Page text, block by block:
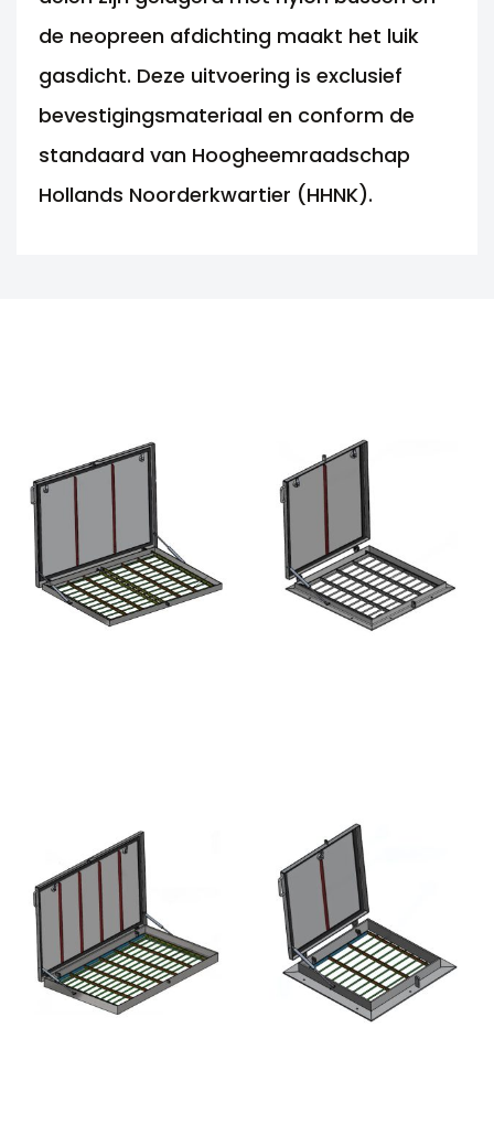
de neopreen afdichting maakt het luik
gasdicht. Deze uitvoering is exclusief
bevestigingsmateriaal en conform de
standaard van Hoogheemraadschap
Hollands Noorderkwartier (HHNK).